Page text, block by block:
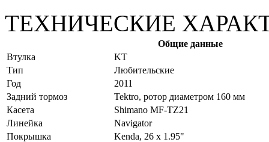
ТЕХНИЧЕСКИЕ
Общие данные
Bтулка
KT
Tип
Любительские
Год
2011
Задний тормоз
Tektro, ротор диаметром 160 мм
Касета
Shimano MF-TZ21
Линейка
Navigator
Покрышка
Kenda, 26 x 1.95"